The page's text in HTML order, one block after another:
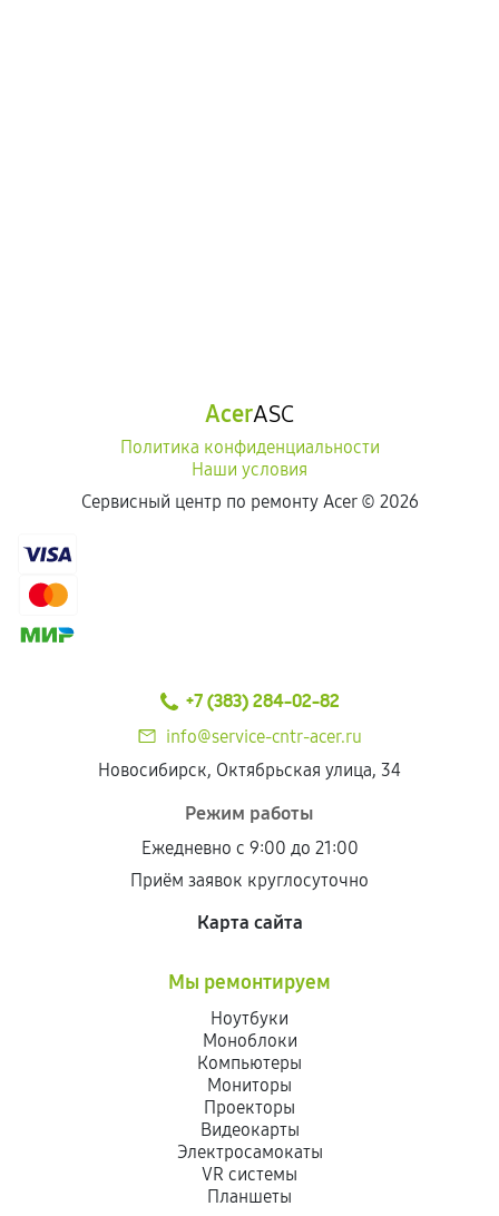
AcerASC
Политика конфиденциальности
Наши условия
Сервисный центр по ремонту Acer © 2026
+7 (383) 284-02-82
info@service-cntr-acer.ru
Новосибирск, Октябрьская улица, 34
Режим работы
Ежедневно с 9:00 до 21:00
Приём заявок круглосуточно
Карта сайта
Мы ремонтируем
Ноутбуки
Моноблоки
Компьютеры
Мониторы
Проекторы
Видеокарты
Электросамокаты
VR системы
Планшеты